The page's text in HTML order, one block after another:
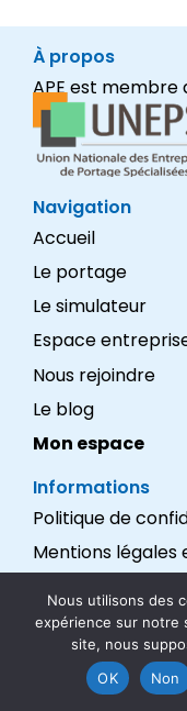
À propos
APE est membre
Navigation
Accueil
Le portage
Le simulateur
Espace
Nous rejoindre
Le blog
Mon espace
Informations
Politique de
Mentions légales
Nous suivre
Nous utilisons des
expérience sur notre
site, nous
OK
Non